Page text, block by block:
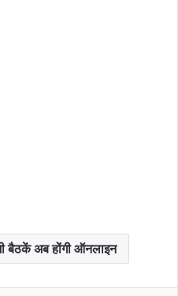
बैठकें अब होंगी ऑनलाइन